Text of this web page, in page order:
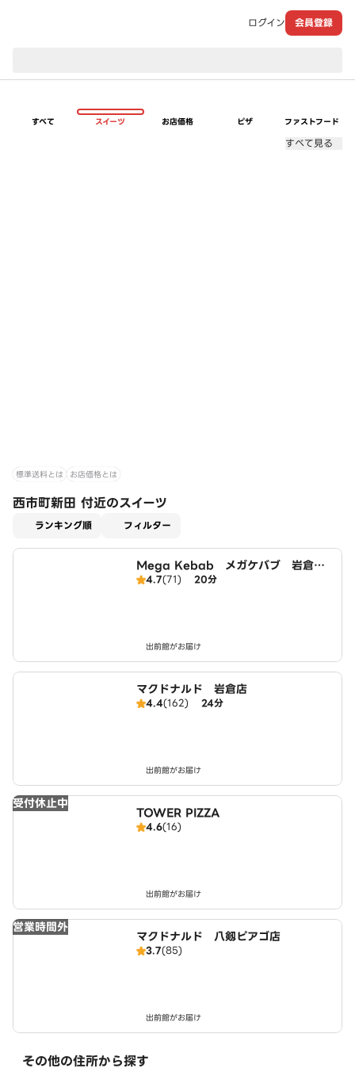
ログイン 会員登録
すべて スイーツ お店価格 ピザ ファストフード
すべて見る
標準送料とは お店価格とは
西市町新田 付近のスイーツ
ランキング順 フィルター
Mega Kebab メガケバブ 岩倉
店 Halal ハラール
4.7(71) 20分
出前館がお届け
マクドナルド 岩倉店
4.4(162) 24分
出前館がお届け
受付休止中
TOWER PIZZA
4.6(16)
出前館がお届け
営業時間外
マクドナルド 八剱ピアゴ店
3.7(85)
出前館がお届け
その他の住所から探す